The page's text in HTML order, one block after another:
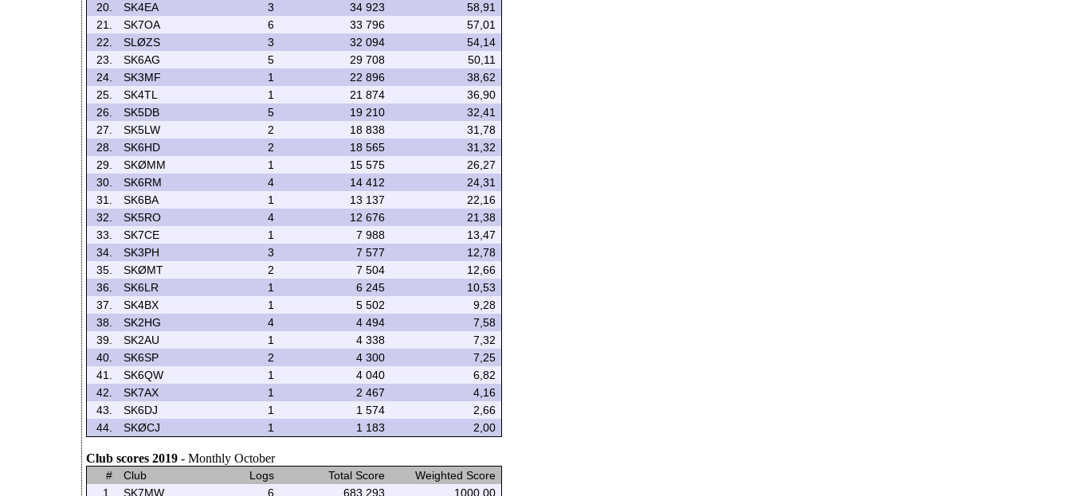
20.
SK4EA 3 34 923
58,91
21.
SK7OA 6 33 796
57,01
22.
SLØZS 3 32 094
54,14
23.
SK6AG 5 29 708
50,11
24.
SK3MF 1 22 896
38,62
25.
SK4TL 1 21 874
36,90
26.
SK5DB 5 19 210
32,41
27.
SK5LW 2 18 838
31,78
28.
SK6HD 2 18 565
31,32
29.
SKØMM 1 15 575
26,27
30.
SK6RM 4 14 412
24,31
31.
SK6BA 1 13 137
22,16
32.
SK5RO 4 12 676
21,38
33.
SK7CE 1 7 988
13,47
34.
SK3PH 3 7 577
12,78
35.
SKØMT 2 7 504
12,66
36.
SK6LR 1 6 245
10,53
37.
SK4BX 1 5 502
9,28
38.
SK2HG 4 4 494
7,58
39.
SK2AU 1 4 338
7,32
40.
SK6SP 2 4 300
7,25
41.
SK6QW 1 4 040
6,82
42.
SK7AX 1 2 467
4,16
43.
SK6DJ 1 1 574
2,66
44.
SKØCJ 1 1 183 2,00
Club scores 2019 - Monthly October
# Club Logs Total Score
Weighted Score
1.
SK7MW 6 683 293 1000,00